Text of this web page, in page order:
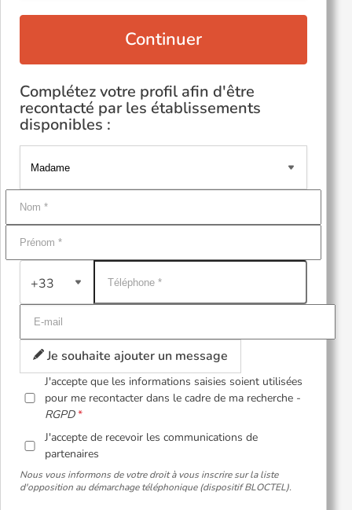
Continuer
Complétez votre profil afin d'être
recontacté par les établissements
disponibles :
+33
Je souhaite ajouter un message
J'accepte que les informations saisies soient utilisées
pour me recontacter dans le cadre de ma recherche -
RGPD
J'accepte de recevoir les communications de
partenaires
Nous vous informons de votre droit à vous inscrire sur la liste
d'opposition au démarchage téléphonique (dispositif BLOCTEL).